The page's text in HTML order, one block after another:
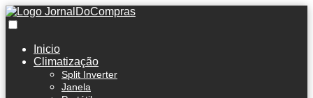
Inicio
Climatização
Split Inverter
Janela